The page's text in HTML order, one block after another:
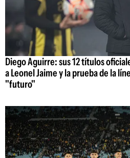
Diego Aguirre: sus 12 títulos
a Leonel Jaime y la prueba de la
"futuro"